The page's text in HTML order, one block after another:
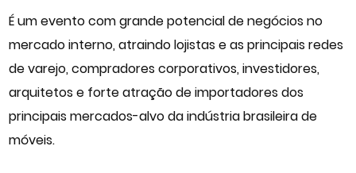
É um evento com grande potencial de negócios no
mercado interno, atraindo lojistas e as principais redes
de varejo, compradores corporativos, investidores,
arquitetos e forte atração de importadores dos
principais mercados-alvo da indústria brasileira de
móveis.